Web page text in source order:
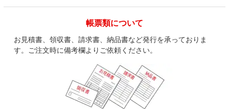
帳票類について
お見積書、領収書、請求書、納品書など発行を承っておりま
す。ご注文時に備考欄よりご依頼ください。